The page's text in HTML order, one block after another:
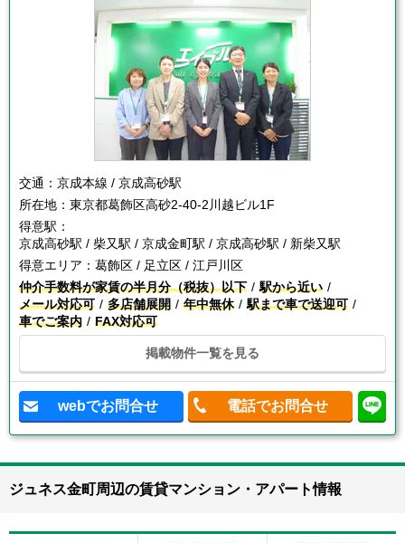
交通： 京成本線 / 京成高砂駅
所在地： 東京都葛飾区高砂2-40-2川越ビル1F
得意駅：
京成高砂駅 / 柴又駅 / 京成金町駅 / 京成高砂駅 / 新柴又駅
得意エリア： 葛飾区 / 足立区 / 江戸川区
仲介手数料が家賃の半月分（税抜）以下
駅から近い
メール対応可
多店舗展開 年中無休
駅まで車で送迎可
車でご案内
FAX対応可
掲載物件一覧を見る
webでお問合せ 電話でお問合せ
ジュネス金町周辺の賃貸マンション・アパート情報